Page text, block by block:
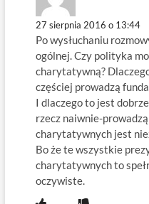
27 sierpnia 2016 o 13:44
Po wysłuchaniu
ogólnej. Czy polityka
charytatywną?
częściej prowadzą
I dlaczego to jest
rzecz naiwnie-
charytatywnych jest
Bo że te wszystkie
charytatywnych to
oczywiste.